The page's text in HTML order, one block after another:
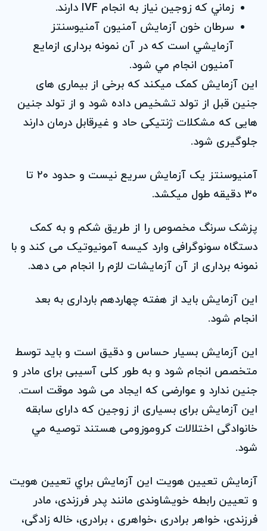
زماني كه زوجين نياز به انجام IVF دارند.
سرطان خون آزمايش آمنيون آمنيوسنتز
آزمايشي است كه در آن نمونه برداری ازمايع
آمنيون انجام مي شود.
اين آزمايش کمک میکند که برخی از بيماری های
جنين قبل از تولد تشخيص داده شود و از تولد جنين
هايی که مشکلات ژنتيکی حاد و غيرقابل درمان دارند
جلوگيری شود.
آمنيوسنتز يک آزمايش سريع نيست و حدود ۲۰ تا
۳۰ دقيقه طول میکشد.
پزشک سرنگ مخصوص را از طريق شکم و به کمک
دستگاه سونوگرافی وارد کيسه آمونيوتيک می کند و با
نمونه برداری از آن آزمايشات لازم را انجام می دهد.
اين آزمايش بايد از هفته چهاردهم بارداری به بعد
انجام شود.
اين آزمايش بسيار حساس و دقيق است و بايد توسط
متخصص انجام شود و به طور کلی آسيبی برای مادر و
جنين ندارد و عوارضی که ايجاد می شود موقت است.
اين آزمايش برای بسياری از زوجین که دارای سابقه
خانوادگی اختلالات کروموزومی هستند توصيه مي
شود.
آزمايش تعيين هويت اين آزمايش براي تعيين هويت
و تعيين رابطه خويشاوندی مانند پدر فرزندی، مادر
فرزندی، خواهر برادری ،خواهری ، برادری، خاله زادگی،